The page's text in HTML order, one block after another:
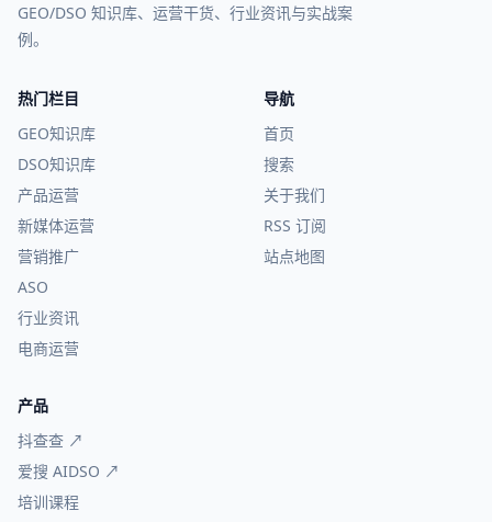
GEO/DSO 知识库、运营干货、行业资讯与实战案
例。
热门栏目
GEO知识库
DSO知识库
产品运营
新媒体运营
营销推广
ASO
行业资讯
电商运营
导航
首页
搜索
关于我们
RSS 订阅
站点地图
产品
抖查查 ↗
爱搜 AIDSO ↗
培训课程